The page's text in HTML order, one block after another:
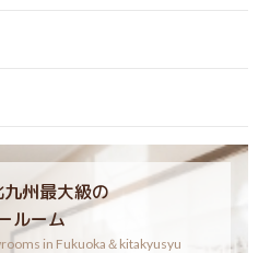
州最大級の
ルーム
in Fukuoka＆kitakyusyu